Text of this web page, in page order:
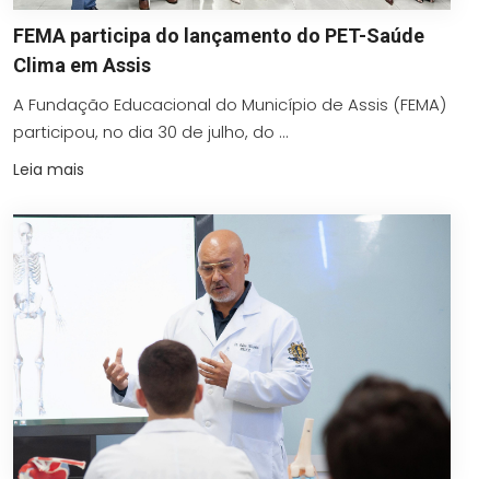
FEMA participa do lançamento do PET-Saúde
Clima em Assis
A Fundação Educacional do Município de Assis (FEMA)
participou, no dia 30 de julho, do ...
Leia mais